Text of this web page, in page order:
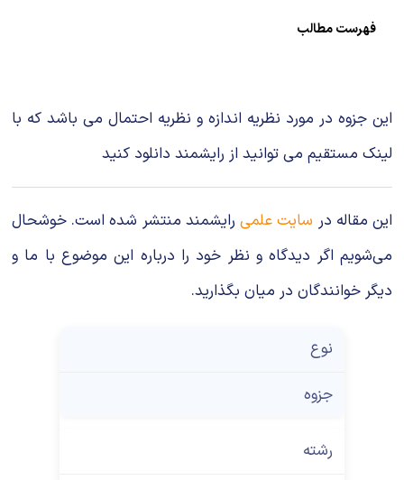
فهرست مطالب
این جزوه در مورد نظریه اندازه و نظریه احتمال می باشد که با
لینک مستقیم می توانید از رایشمند دانلود کنید
این مقاله در سایت علمیرایشمند منتشر شده است. خوشحال
می‌شویم اگر دیدگاه و نظر خود را درباره این موضوع با ما و
دیگر خوانندگان در میان بگذارید.
نوع
جزوه
رشته
شیمی عمومی
شیمی سبز